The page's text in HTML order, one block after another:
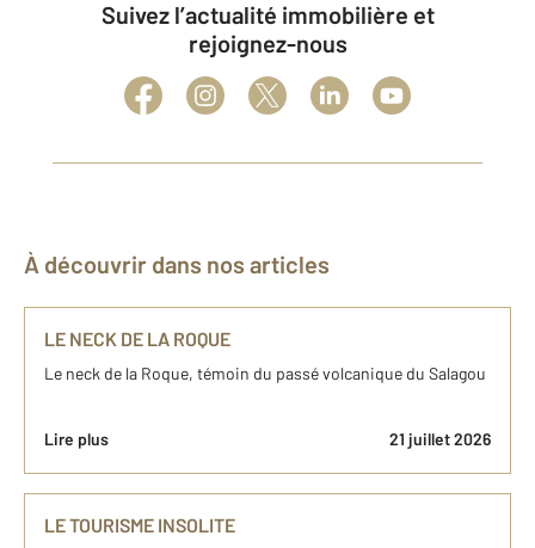
Suivez l’actualité immobilière et
rejoignez-nous
À découvrir dans nos articles
LE NECK DE LA ROQUE
Le neck de la Roque, témoin du passé volcanique du Salagou
Lire plus 21 juillet 2026
LE TOURISME INSOLITE